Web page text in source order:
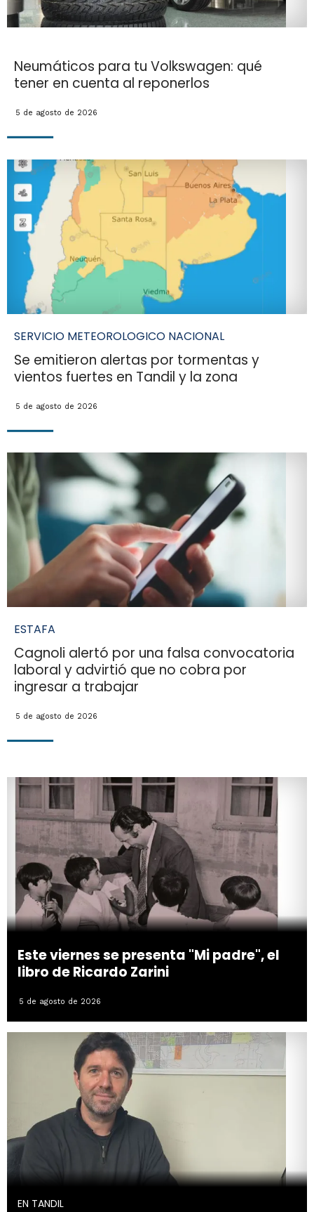
Neumáticos para tu Volkswagen: qué
tener en cuenta al reponerlos
5 de agosto de 2026
SERVICIO METEOROLOGICO NACIONAL
Se emitieron alertas por tormentas y
vientos fuertes en Tandil y la zona
5 de agosto de 2026
ESTAFA
Cagnoli alertó por una falsa convocatoria
laboral y advirtió que no cobra por
ingresar a trabajar
5 de agosto de 2026
Este viernes se presenta "Mi padre", el
libro de Ricardo Zarini
5 de agosto de 2026
EN TANDIL